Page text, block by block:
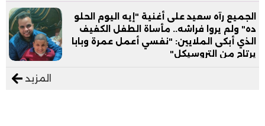
الجميع رآه سعيد على أغنية "إيه اليوم الحلو
ده" ولم يروا فراشه.. مأساة الطفل الكفيف
الذي أبكى الملايين: "نفسي أعمل عمرة وبابا
يرتاح من التروسيكل"
المزيد